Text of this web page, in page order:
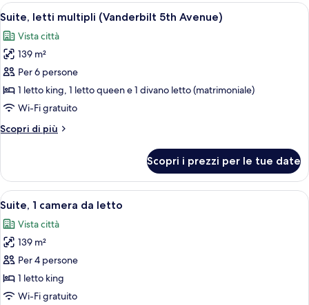
letto
(Luxe)
Apri
tutte
le
foto
per
Suite,
letti
(Vanderbilt
Una camera d'albergo con un letto
7
Suite, letti multipli (Vanderbilt 5th Avenue)
Vista città
139 m²
Per 6 persone
1 letto king, 1 letto queen e 1 divano letto (matrimoniale)
Wi-Fi gratuito
Scopri di più
Altri
letti
multipli
(Vanderbilt
Avenue)
Scopri i prezzi per le tue date
Apri
tutte
le
foto
per
Suite,
1
Un bagno di lusso con due lavabi,
7
Suite, 1 camera da letto
Vista città
139 m²
Per 4 persone
1 letto king
Wi-Fi gratuito